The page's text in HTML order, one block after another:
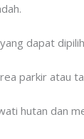
dapat
parkir atau
hutan dan